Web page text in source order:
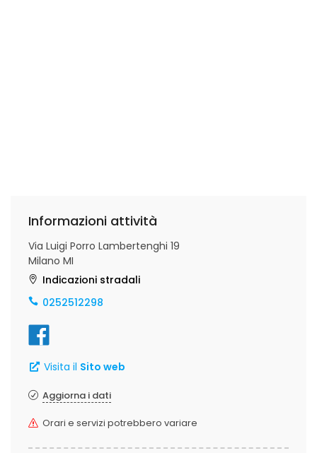
Informazioni attività
Via Luigi Porro Lambertenghi 19
Milano MI
Indicazioni stradali
0252512298
Visita il Sito web
Aggiorna i dati
Orari e servizi potrebbero variare